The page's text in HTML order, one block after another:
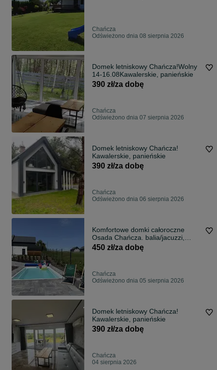
Chańcza
Odświeżono dnia 08 sierpnia 2026
Domek letniskowy Chańcza!Wolny
14-16.08Kawalerskie, panieńskie
390 zł/za dobę
Chańcza
Odświeżono dnia 07 sierpnia 2026
Domek letniskowy Chańcza!
Kawalerskie, panieńskie
390 zł/za dobę
Chańcza
Odświeżono dnia 06 sierpnia 2026
Komfortowe domki całoroczne
Osada Chańcza. balia/jacuzzi,
basen, sauna, klimatyzacja, parking
450 zł/za dobę
Chańcza
Odświeżono dnia 05 sierpnia 2026
Domek letniskowy Chańcza!
Kawalerskie, panieńskie
390 zł/za dobę
Chańcza
04 sierpnia 2026